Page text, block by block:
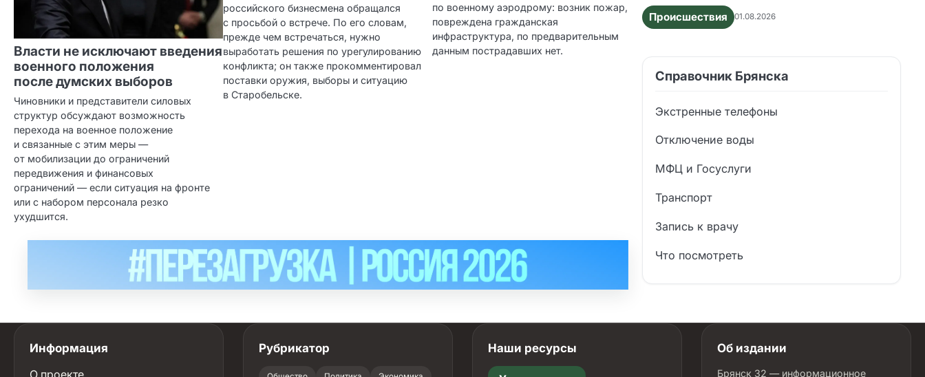
Власти не исключают введения
военного положения
после думских выборов
Чиновники и представители силовых
структур обсуждают возможность
перехода на военное положение
и связанные с этим меры —
от мобилизации до ограничений
передвижения и финансовых
ограничений — если ситуация на фронте
или с набором персонала резко
ухудшится.
российского бизнесмена обращался
с просьбой о встрече. По его словам,
прежде чем встречаться, нужно
выработать решения по урегулированию
конфликта; он также прокомментировал
поставки оружия, выборы и ситуацию
в Старобельске.
по военному аэродрому: возник пожар,
повреждена гражданская
инфраструктура, по предварительным
данным пострадавших нет.
Происшествия
01.08.2026
Справочник Брянска
Экстренные телефоны
Отключение воды
МФЦ и Госуслуги
Транспорт
Запись к врачу
Что посмотреть
Информация Рубрикатор Наши ресурсы Об издании
Брянск 32 — информационное